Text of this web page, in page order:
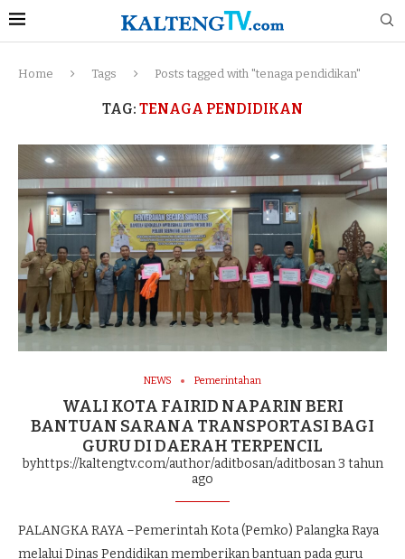
Home Tags Posts tagged with "tenaga pendidikan"
TAG: TENAGA PENDIDIKAN
NEWS Pemerintahan
WALI KOTA FAIRID NAPARIN BERI
BANTUAN SARANA TRANSPORTASI BAGI
GURU DI DAERAH TERPENCIL
byhttps://kaltengtv.com/author/aditbosan/aditbosan3 tahun
ago
PALANGKA RAYA –Pemerintah Kota (Pemko) Palangka Raya
melalui Dinas Pendidikan memberikan bantuan pada guru